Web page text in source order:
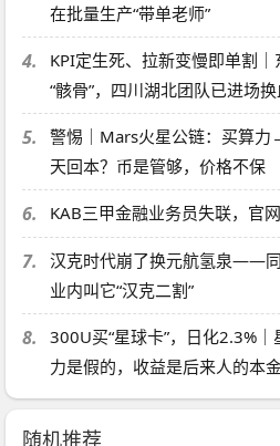
在批量生产“带单老师”
4.
KPI定生死、拉新变慢即单割
“骸骨”，四川湖北团队已进场换
5.
警惕｜Mars火星公链：买算
天回本？币是管够，价格不保
6. KAB三甲金融业务员失联，官
7.
汉克时代崩了换元航氢泉——同
业内叫它“汉克二割”
8.
300U买“星球卡”，日化2.3%
力是假的，收益是后来人的本
随机推荐